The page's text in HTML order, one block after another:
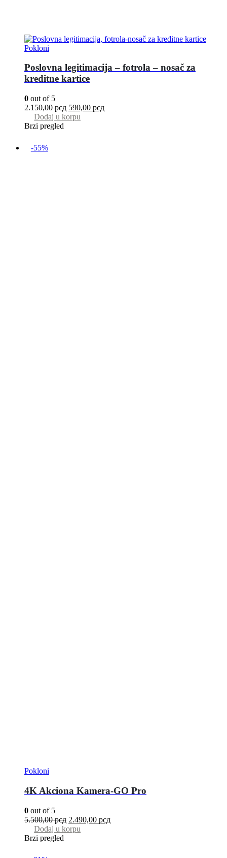
Pokloni
Poslovna legitimacija – fotrola – nosač za
kreditne kartice
0 out of 5
2.150,00рсд 590,00 рсд
Dodaj u korpu
Brzi pregled
-55%
Pokloni
4K Akciona Kamera-GO Pro
0 out of 5
5.500,00рсд 2.490,00 рсд
Dodaj u korpu
Brzi pregled